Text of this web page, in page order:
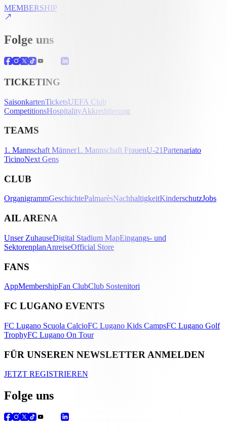
MEMBERSHIP
Folge uns
TICKETING
SaisonkartenTicketsUEFA Club
CompetitionsHospitalityAkkreditierung
TEAMS
1. Mannschaft Männer1. Mannschaft FrauenU-21Partenariato
TicinoNext Gens
CLUB
OrganigrammGeschichtePalmarèsNachhaltigkeitKinderschutzJobs
AIL ARENA
Unser ZuhauseDigital Stadium MapEingangs- und
SektorenplanAnreiseOfficial Store
FANS
AppMembershipFan ClubClub Sostenitori
FC LUGANO EVENTS
FC Lugano Scuola CalcioFC Lugano Kids CampsFC Lugano Golf
TrophyFC Lugano On Tour
FÜR UNSEREN NEWSLETTER ANMELDEN
JETZT REGISTRIEREN
Folge uns